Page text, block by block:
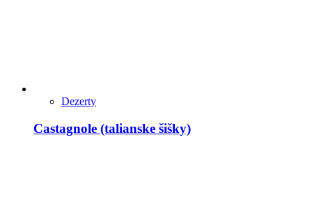
Dezerty
Castagnole (talianske šišky)